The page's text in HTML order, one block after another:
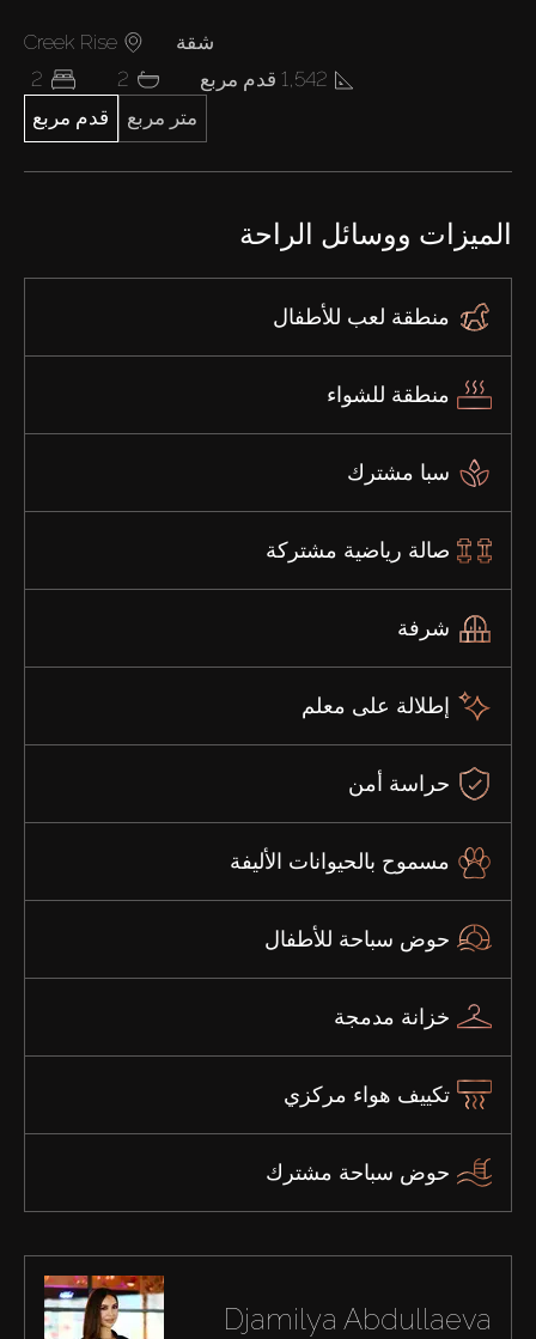
Creek Rise
شقة
2
2
1,542 قدم مربع
قدم مربع
متر مربع
الميزات ووسائل الراحة
منطقة لعب للأطفال
منطقة للشواء
سبا مشترك
صالة رياضية مشتركة
شرفة
إطلالة على معلم
حراسة أمن
مسموح بالحيوانات الأليفة
حوض سباحة للأطفال
خزانة مدمجة
تكييف هواء مركزي
حوض سباحة مشترك
Djamilya Abdullaeva